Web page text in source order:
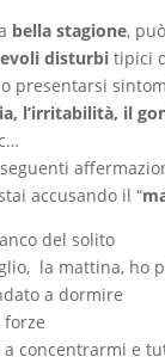
bella stagione,
disturbitipici
presentarsi
l’irritabilità, il
accusando il “
del solito
la mattina, ho
a dormire
forze
concentrarmi e